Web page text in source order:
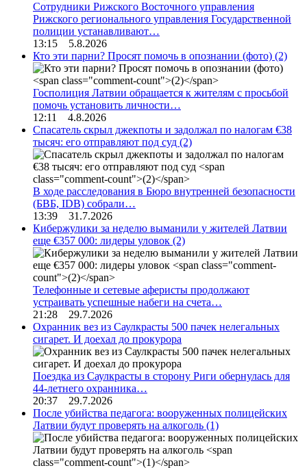
Сотрудники Рижского Восточного управления
Рижского регионального управления Государственной
полиции устанавливают…
13:15 5.8.2026
Кто эти парни? Просят помочь в опознании (фото) (2)
Госполиция Латвии обращается к жителям с просьбой
помочь установить личности…
12:11 4.8.2026
Спасатель скрыл джекпоты и задолжал по налогам €38
тысяч: его отправляют под суд (2)
В ходе расследования в Бюро внутренней безопасности
(БВБ, IDB) собрали…
13:39 31.7.2026
Кибержулики за неделю выманили у жителей Латвии
еще €357 000: лидеры уловок (2)
Телефонные и сетевые аферисты продолжают
устраивать успешные набеги на счета…
21:28 29.7.2026
Охранник вез из Саулкрасты 500 пачек нелегальных
сигарет. И доехал до прокурора
Поездка из Саулкрасты в сторону Риги обернулась для
44-летнего охранника…
20:37 29.7.2026
После убийства педагога: вооруженных полицейских
Латвии будут проверять на алкоголь (1)